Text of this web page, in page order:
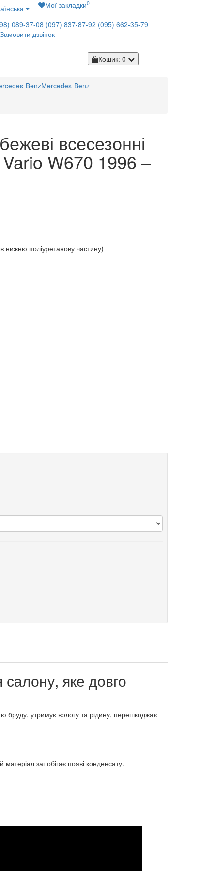
Мої закладки0
089-37-08 (097) 837-87-92 (095) 662-35-79
Замовити дзвінок
Кошик: 0
BenzMercedes-Benz
всесезонні
W670 1996 –
нижню поліуретанову частину)
яке довго
бруду, утримує вологу та рідину, перешкоджає
запобігає появі конденсату.